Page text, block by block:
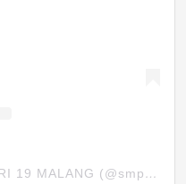
A post shared by SMP NEGERI 19 MALANG (@smpn19mlg)